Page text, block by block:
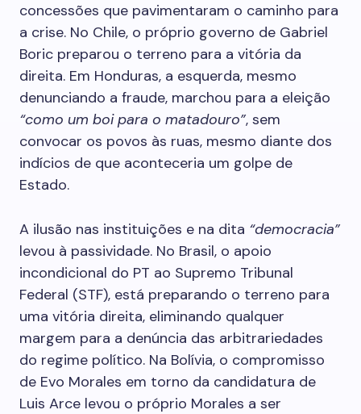
concessões que pavimentaram o caminho para
a crise. No Chile, o próprio governo de Gabriel
Boric preparou o terreno para a vitória da
direita. Em Honduras, a esquerda, mesmo
denunciando a fraude, marchou para a eleição
“como um boi para o matadouro”, sem
convocar os povos às ruas, mesmo diante dos
indícios de que aconteceria um golpe de
Estado.
A ilusão nas instituições e na dita “democracia”
levou à passividade. No Brasil, o apoio
incondicional do PT ao Supremo Tribunal
Federal (STF), está preparando o terreno para
uma vitória direita, eliminando qualquer
margem para a denúncia das arbitrariedades
do regime político. Na Bolívia, o compromisso
de Evo Morales em torno da candidatura de
Luis Arce levou o próprio Morales a ser